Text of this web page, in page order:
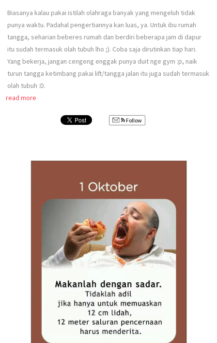
Biasanya kalau pakai istilah olahraga banyak yang mengeluh tidak
punya waktu. Padahal pengertiannya kan luas, ya. Untuk ibu rumah
tangga, seharian beberes rumah dan berdiri beberapa jam di dapur
itu sudah termasuk olah tubuh lho ;). Coba saja dirutinkan tiap hari.
Yang bekerja, jangan cengeng enggak punya duit nge gym :p, naik
turun tangga ketimbang pakai lift/tangga jalan itu juga sudah termasuk
olah tubuh :D.
read more
Follow